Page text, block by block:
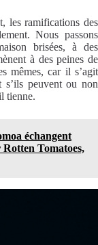
les ramifications des
Nous passons
brisées, à des
à des peines de
mêmes, car il s’agit
peuvent ou non
tienne.
échangent
Tomatoes,